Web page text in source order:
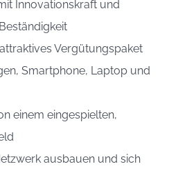
Innovationskraft und
Vergütungspaket
Smartphone, Laptop und
einem eingespielten,
ausbauen und sich